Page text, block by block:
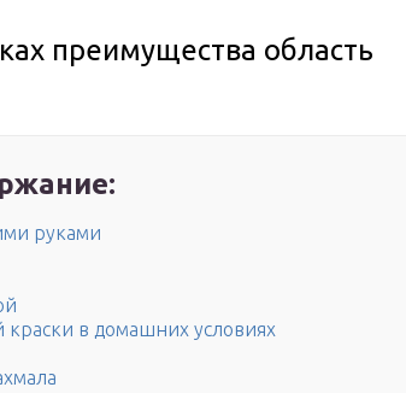
преимущества область
руками
краски в домашних условиях